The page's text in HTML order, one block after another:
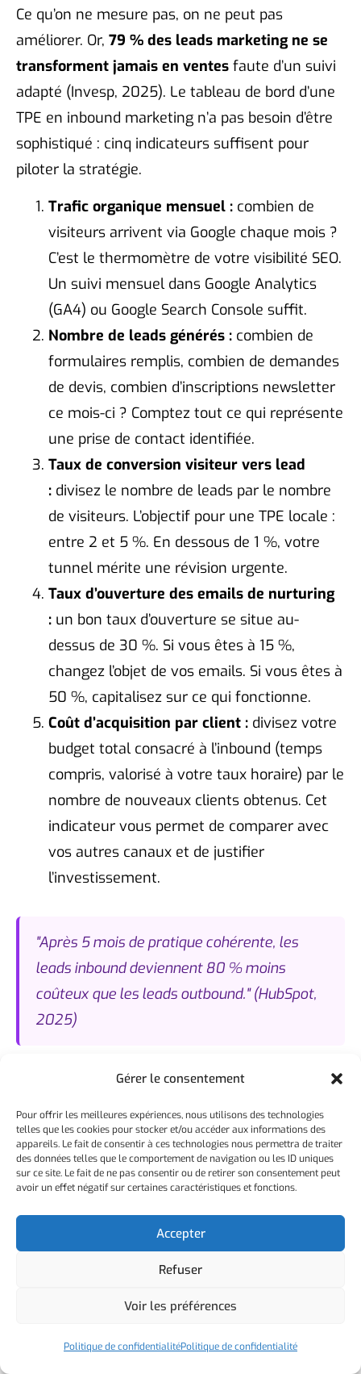
Gérer le consentement
Pour offrir les meilleures expériences, nous utilisons des technologies
telles que les cookies pour stocker et/ou accéder aux informations des
appareils. Le fait de consentir à ces technologies nous permettra de traiter
des données telles que le comportement de navigation ou les ID uniques
sur ce site. Le fait de ne pas consentir ou de retirer son consentement peut
avoir un effet négatif sur certaines caractéristiques et fonctions.
Accepter
Refuser
Voir les préférences
Politique de confidentialitéPolitique de confidentialité
Ce qu’on ne mesure pas, on ne peut pas
améliorer. Or, 79 % des leads marketing ne se
transforment jamais en ventes faute d’un suivi
adapté (Invesp, 2025). Le tableau de bord d’une
TPE en inbound marketing n’a pas besoin d’être
sophistiqué : cinq indicateurs suffisent pour
piloter la stratégie.
Trafic organique mensuel : combien de
visiteurs arrivent via Google chaque mois ?
C’est le thermomètre de votre visibilité SEO.
Un suivi mensuel dans Google Analytics
(GA4) ou Google Search Console suffit.
Nombre de leads générés : combien de
formulaires remplis, combien de demandes
de devis, combien d’inscriptions newsletter
ce mois-ci ? Comptez tout ce qui représente
une prise de contact identifiée.
Taux de conversion visiteur vers lead
: divisez le nombre de leads par le nombre
de visiteurs. L’objectif pour une TPE locale :
entre 2 et 5 %. En dessous de 1 %, votre
tunnel mérite une révision urgente.
Taux d’ouverture des emails de nurturing
: un bon taux d’ouverture se situe au-
dessus de 30 %. Si vous êtes à 15 %,
changez l’objet de vos emails. Si vous êtes à
50 %, capitalisez sur ce qui fonctionne.
Coût d’acquisition par client : divisez votre
budget total consacré à l’inbound (temps
compris, valorisé à votre taux horaire) par le
nombre de nouveaux clients obtenus. Cet
indicateur vous permet de comparer avec
vos autres canaux et de justifier
l’investissement.
"Après 5 mois de pratique cohérente, les
leads inbound deviennent 80 % moins
coûteux que les leads outbound." (HubSpot,
2025)
Ces cinq indicateurs se lisent ensemble. Un fort
trafic organique sans leads suggère un problème
de conversion sur le site. Des leads nombreux
qui ne deviennent jamais clients pointent vers
un problème de qualification ou de nurturing.
C’est cette vision systémique qui fait la
puissance de l’inbound : chaque maillon peut
être optimisé indépendamment.
Prenez l’habitude de passer 30 minutes par mois
tableau simple (Google Sheets suffit), ajoutez